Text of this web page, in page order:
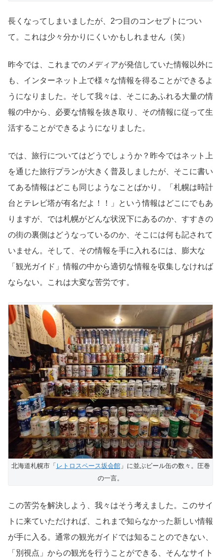
長くなってしまいましたが、2つ目のコンセプトについ
て。これは少々分かりにくいかもしれません（笑）
昨今では、これまでのメディアが発信していた情報以外に
も、インターネット上で様々な情報を得ることができるよ
うになりました。そして我々は、そこにあふれる大量の情
報の中から、必要な情報を抜き取り、その情報に従って生
活することができるようになりました。
では、旅行についてはどうでしょうか？昨今ではネット上
を通じた旅行プランが大きく普及しましたが、そこに書い
てある情報はどこも同じようなことばかり。「札幌は時計
台とテレビ塔が有名だよ！！」という情報はどこにでもあ
りますが、では札幌がどんな状況下にあるのか、すすきの
の街の裏側はどうなっているのか、そこには何も記されて
いません。そして、その情報を手に入れるには、膨大な
「観光ガイド」情報の中から適切な情報を収集しなければ
ならない。これは大変な苦労です。
北海道札幌市「 レトロスペース坂会館」に並ぶビール缶の数々。圧巻
の一言。
この苦労を解決しよう、我々はそう考えました。このサイ
トに来ていただければ、これまで知らなかった新しい情報
が手に入る。通常の観光ガイドでは知ることのできない、
「別視点」からの観光を行うことができる、そんなサイト